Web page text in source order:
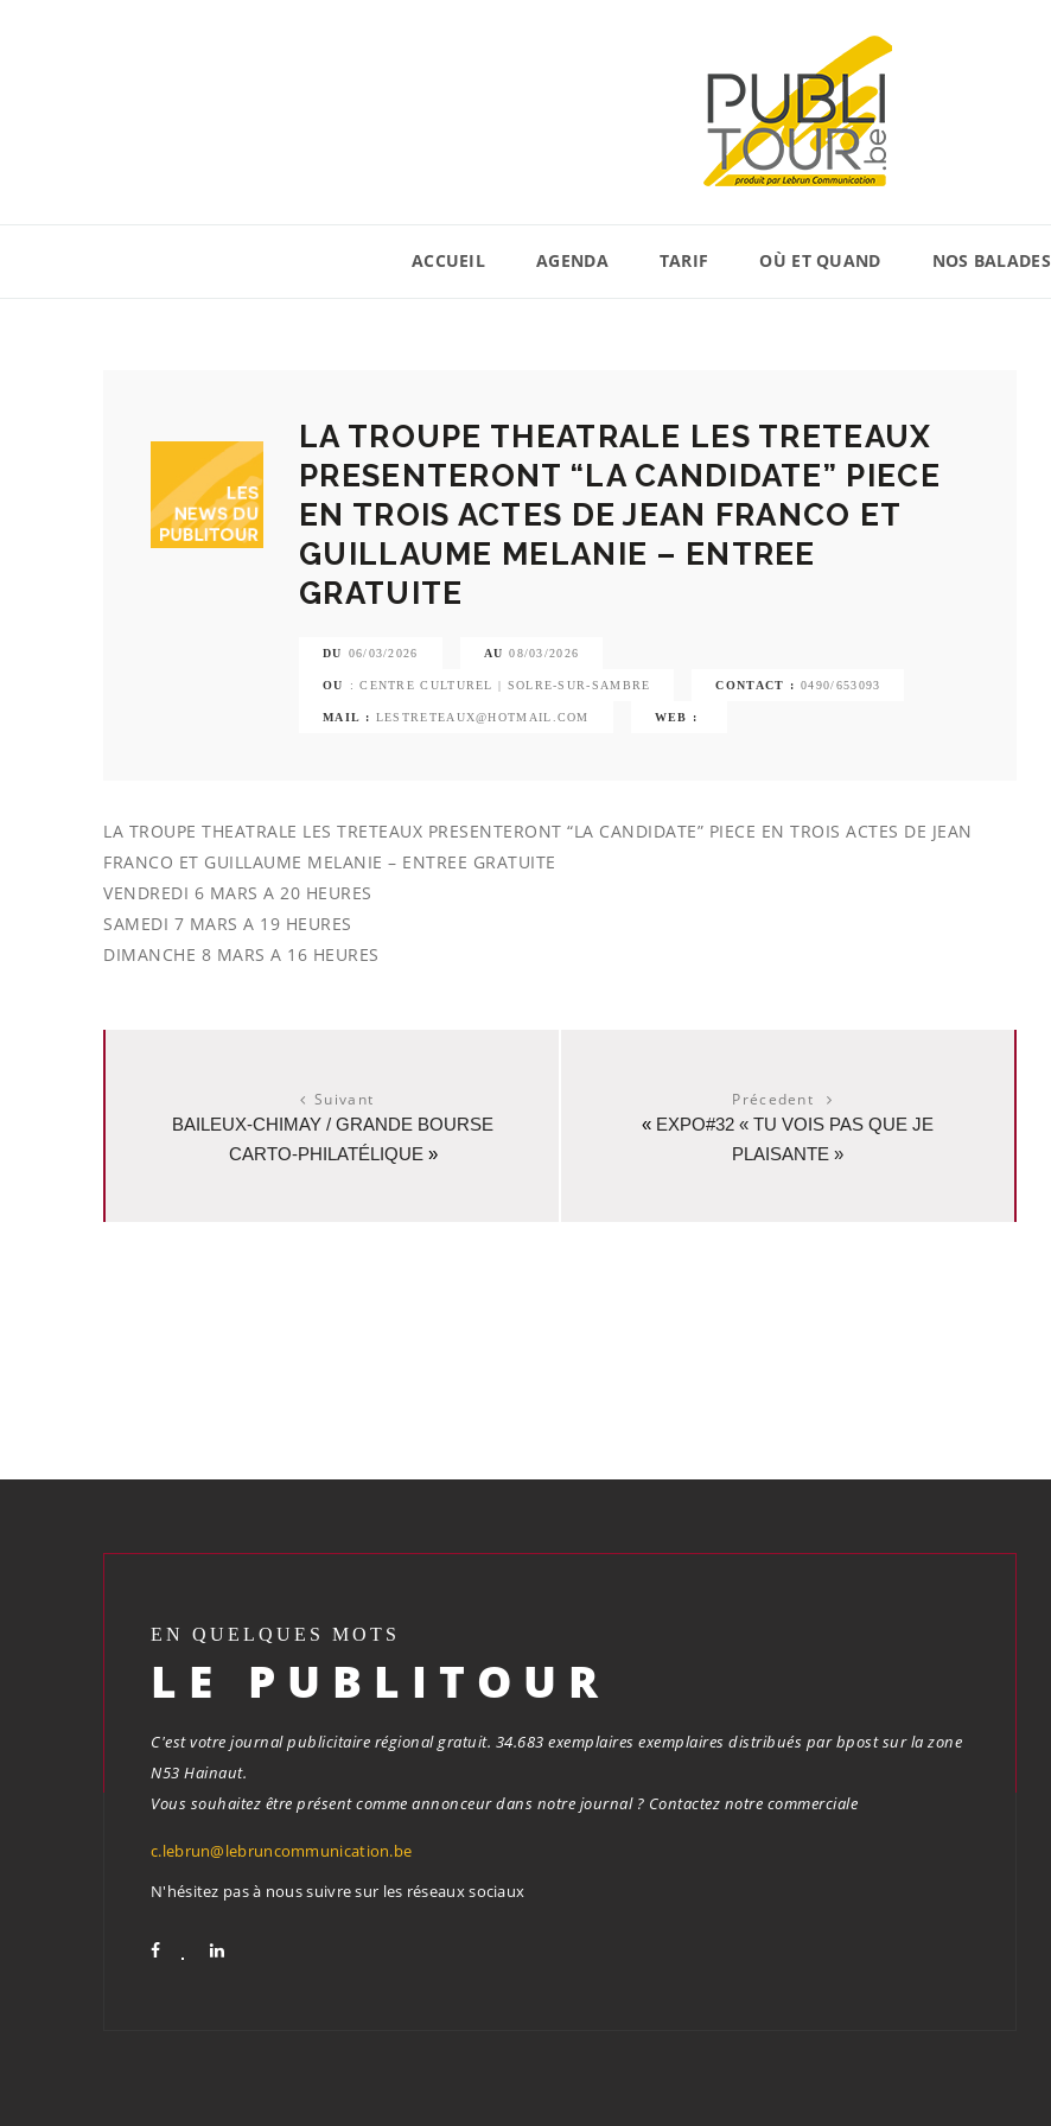
ACCUEIL AGENDA TARIF OÙ ET QUAND NOS BALADES
LA TROUPE THEATRALE LES TRETEAUX
PRESENTERONT “LA CANDIDATE” PIECE
EN TROIS ACTES DE JEAN FRANCO ET
GUILLAUME MELANIE – ENTREE
GRATUITE
DU 06/03/2026 AU 08/03/2026
OU : CENTRE CULTUREL | SOLRE-SUR-SAMBRE CONTACT : 0490/653093
MAIL : LESTRETEAUX@HOTMAIL.COM WEB :
LA TROUPE THEATRALE LES TRETEAUX PRESENTERONT “LA CANDIDATE” PIECE EN TROIS ACTES DE JEAN
FRANCO ET GUILLAUME MELANIE – ENTREE GRATUITE
VENDREDI 6 MARS A 20 HEURES
SAMEDI 7 MARS A 19 HEURES
DIMANCHE 8 MARS A 16 HEURES
Suivant
BAILEUX-CHIMAY / GRANDE BOURSE
CARTO-PHILATÉLIQUE »
Précedent
« EXPO#32 « TU VOIS PAS QUE JE
PLAISANTE »
EN QUELQUES MOTS
LE PUBLITOUR
C'est votre journal publicitaire régional gratuit. 34.683 exemplaires exemplaires distribués par bpost sur la zone
N53 Hainaut.
Vous souhaitez être présent comme annonceur dans notre journal ? Contactez notre commerciale
c.lebrun@lebruncommunication.be
N'hésitez pas à nous suivre sur les réseaux sociaux